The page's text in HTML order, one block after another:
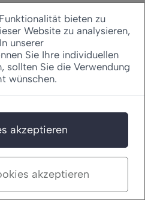
ausprobieren.
führt das
zu
Im
zahlt der
gilt zu
die konkrete
Wetter? Wurde
bieten zu
Website zu analysieren,
unserer
Sie Ihre individuellen
sollten Sie die Verwendung
wünschen.
akzeptieren
akzeptieren